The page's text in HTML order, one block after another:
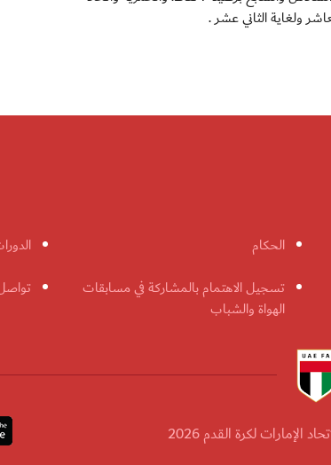
ولغاية الثاني عشر .
الحكام
تسجيل الاهتمام بالمشاركة في مسابقات
الهواة والشباب
لكرة القدم 2026